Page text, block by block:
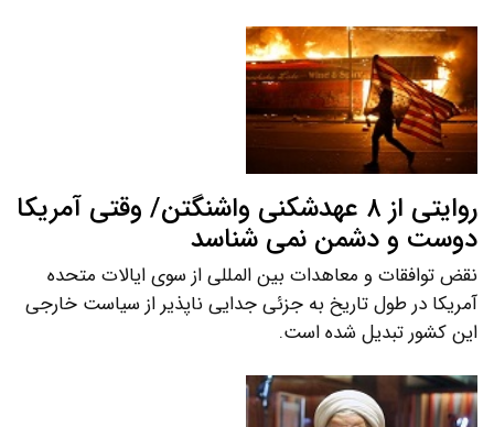
روایتی از ۸ عهدشکنی واشنگتن/ وقتی آمریکا
دوست و دشمن نمی شناسد
نقض توافقات و معاهدات بین المللی از سوی ایالات متحده
آمریکا در طول تاریخ به جزئی جدایی ناپذیر از سیاست خارجی
این کشور تبدیل شده است.